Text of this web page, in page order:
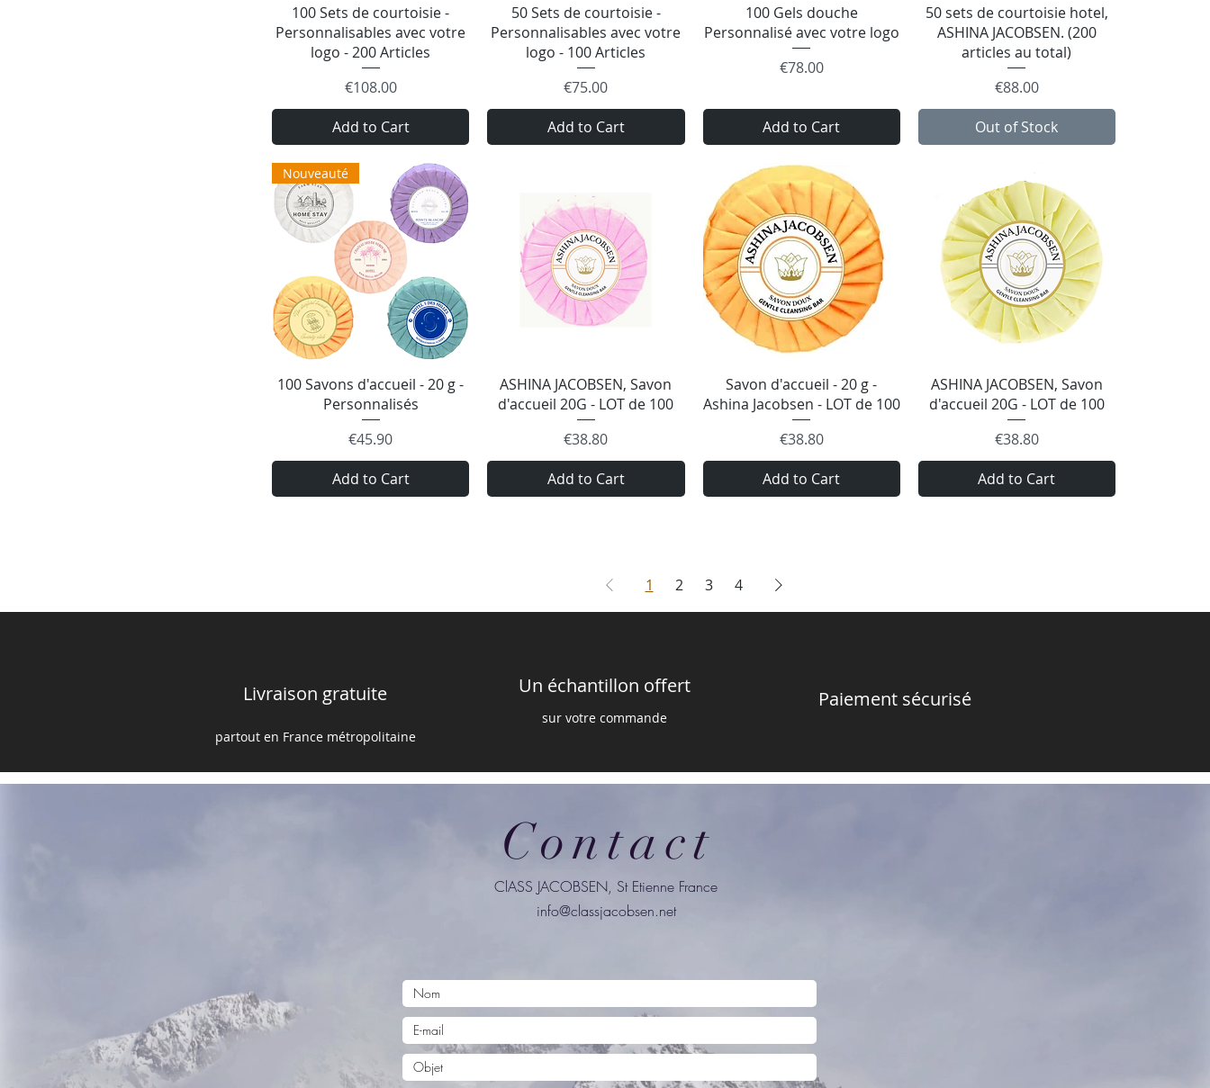
Quick View
100 Sets de courtoisie -
Personnalisables avec votre
logo - 200 Articles
Price
€108.00
Add to Cart
Quick View
50 Sets de courtoisie -
Personnalisables avec votre
logo - 100 Articles
Price
€75.00
Add to Cart
Quick View
100 Gels douche
Personnalisé avec votre logo
Price
€78.00
Add to Cart
Quick View
50 sets de courtoisie hotel,
ASHINA JACOBSEN. (200
articles au total)
Price
€88.00
Out of Stock
Quick View
Nouveauté
100 Savons d'accueil - 20 g -
Personnalisés
Price
€45.90
Add to Cart
Quick View
ASHINA JACOBSEN, Savon
d'accueil 20G - LOT de 100
Price
€38.80
Add to Cart
Quick View
Savon d'accueil - 20 g -
Ashina Jacobsen - LOT de 100
Price
€38.80
Add to Cart
Quick View
ASHINA JACOBSEN, Savon
d'accueil 20G - LOT de 100
Price
€38.80
Add to Cart
1 2 3 4
Livraison gratuite
partout en France métropolitaine
Un échantillon offert
sur votre commande
Paiement sécurisé
Contact
ClASS JACOBSEN, St Etienne France
info@classjacobsen.net